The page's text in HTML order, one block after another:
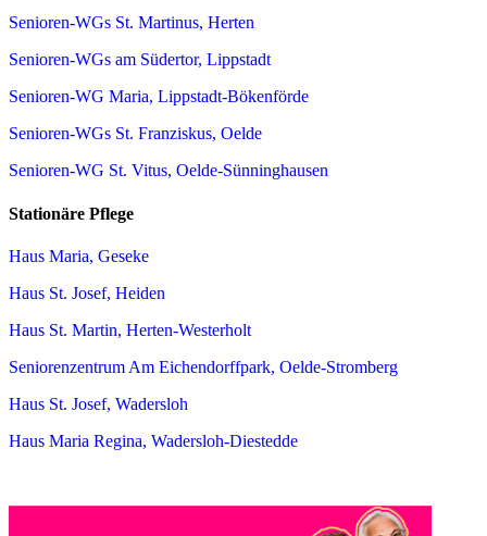
Senioren-WGs St. Martinus, Herten
Senioren-WGs am Südertor, Lippstadt
Senioren-WG Maria, Lippstadt-Bökenförde
Senioren-WGs St. Franziskus, Oelde
Senioren-WG St. Vitus, Oelde-Sünninghausen
Stationäre Pflege
Haus Maria, Geseke
Haus St. Josef, Heiden
Haus St. Martin, Herten-Westerholt
Seniorenzentrum Am Eichendorffpark, Oelde-Stromberg
Haus St. Josef, Wadersloh
Haus Maria Regina, Wadersloh-Diestedde